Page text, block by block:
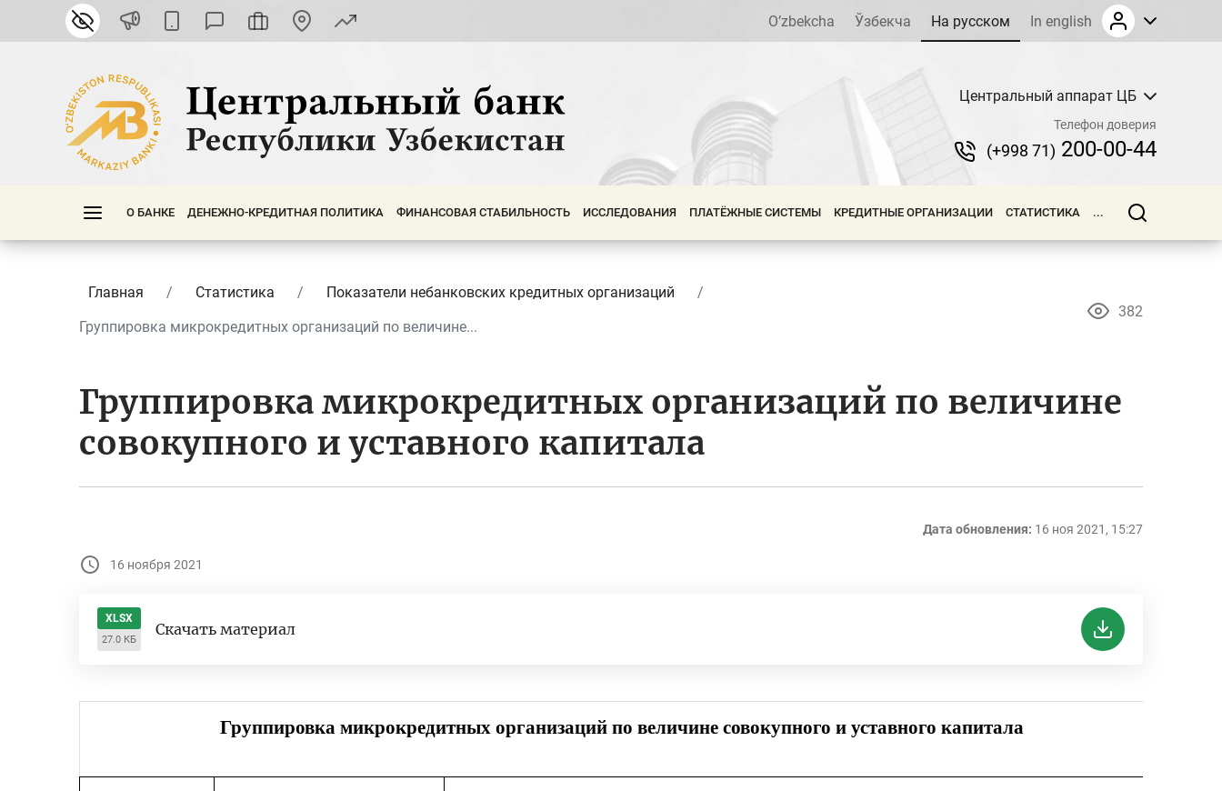
O’zbekcha Ўзбекча На русском In english
Центральный аппарат ЦБ
Телефон доверия
(+998 71) 200-00-44
О БАНКЕ ДЕНЕЖНО-КРЕДИТНАЯ ПОЛИТИКА ФИНАНСОВАЯ СТАБИЛЬНОСТЬ ИССЛЕДОВАНИЯ ПЛАТЁЖНЫЕ СИСТЕМЫ КРЕДИТНЫЕ ОРГАНИЗАЦИИ СТАТИСТИКА ...
Главная Статистика
Показатели небанковских кредитных организаций
Группировка микрокредитных организаций по величине...
382
Группировка микрокредитных организаций по величине
совокупного и уставного капитала
Дата обновления: 16 ноя 2021, 15:27
16 ноября 2021
XLSX
27.0 КБ
Скачать материал
Группировка микрокредитных организаций по величине совокупного и уставного капитала